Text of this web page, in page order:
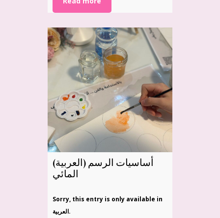
(العربية) أساسيات الرسم
المائي
Sorry, this entry is only available in
العربية.